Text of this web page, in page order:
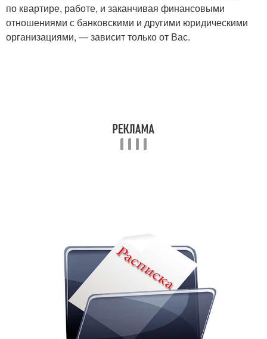
по квартире, работе, и заканчивая финансовыми
отношениями с банковскими и другими юридическими
организациями, — зависит только от Вас.